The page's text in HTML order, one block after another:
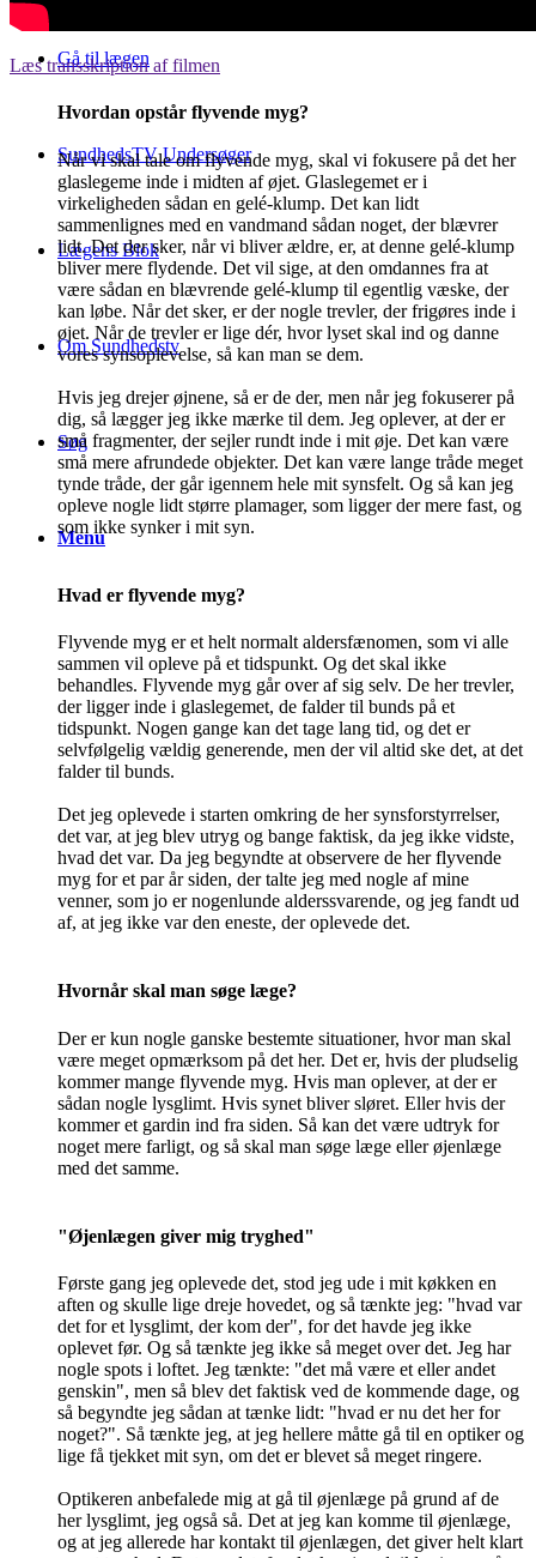
Gå til lægen
SundhedsTV Undersøger
Lægens Blok
Om Sundhedstv
Søg
Menu
Læs transskription af filmen
Hvordan opstår flyvende myg?
Når vi skal tale om flyvende myg, skal vi fokusere på det her
glaslegeme inde i midten af øjet. Glaslegemet er i
virkeligheden sådan en gelé-klump. Det kan lidt
sammenlignes med en vandmand sådan noget, der blævrer
lidt. Det der sker, når vi bliver ældre, er, at denne gelé-klump
bliver mere flydende. Det vil sige, at den omdannes fra at
være sådan en blævrende gelé-klump til egentlig væske, der
kan løbe. Når det sker, er der nogle trevler, der frigøres inde i
øjet. Når de trevler er lige dér, hvor lyset skal ind og danne
vores synsoplevelse, så kan man se dem.
Hvis jeg drejer øjnene, så er de der, men når jeg fokuserer på
dig, så lægger jeg ikke mærke til dem. Jeg oplever, at der er
små fragmenter, der sejler rundt inde i mit øje. Det kan være
små mere afrundede objekter. Det kan være lange tråde meget
tynde tråde, der går igennem hele mit synsfelt. Og så kan jeg
opleve nogle lidt større plamager, som ligger der mere fast, og
som ikke synker i mit syn.
Hvad er flyvende myg?
Flyvende myg er et helt normalt aldersfænomen, som vi alle
sammen vil opleve på et tidspunkt. Og det skal ikke
behandles. Flyvende myg går over af sig selv. De her trevler,
der ligger inde i glaslegemet, de falder til bunds på et
tidspunkt. Nogen gange kan det tage lang tid, og det er
selvfølgelig vældig generende, men der vil altid ske det, at det
falder til bunds.
Det jeg oplevede i starten omkring de her synsforstyrrelser,
det var, at jeg blev utryg og bange faktisk, da jeg ikke vidste,
hvad det var. Da jeg begyndte at observere de her flyvende
myg for et par år siden, der talte jeg med nogle af mine
venner, som jo er nogenlunde alderssvarende, og jeg fandt ud
af, at jeg ikke var den eneste, der oplevede det.
Hvornår skal man søge læge?
Der er kun nogle ganske bestemte situationer, hvor man skal
være meget opmærksom på det her. Det er, hvis der pludselig
kommer mange flyvende myg. Hvis man oplever, at der er
sådan nogle lysglimt. Hvis synet bliver sløret. Eller hvis der
kommer et gardin ind fra siden. Så kan det være udtryk for
noget mere farligt, og så skal man søge læge eller øjenlæge
med det samme.
"Øjenlægen giver mig tryghed"
Første gang jeg oplevede det, stod jeg ude i mit køkken en
aften og skulle lige dreje hovedet, og så tænkte jeg: "hvad var
det for et lysglimt, der kom der", for det havde jeg ikke
oplevet før. Og så tænkte jeg ikke så meget over det. Jeg har
nogle spots i loftet. Jeg tænkte: "det må være et eller andet
genskin", men så blev det faktisk ved de kommende dage, og
så begyndte jeg sådan at tænke lidt: "hvad er nu det her for
noget?". Så tænkte jeg, at jeg hellere måtte gå til en optiker og
lige få tjekket mit syn, om det er blevet så meget ringere.
Optikeren anbefalede mig at gå til øjenlæge på grund af de
her lysglimt, jeg også så. Det at jeg kan komme til øjenlæge,
og at jeg allerede har kontakt til øjenlægen, det giver helt klart